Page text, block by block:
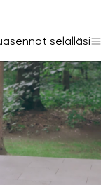
selälläsi